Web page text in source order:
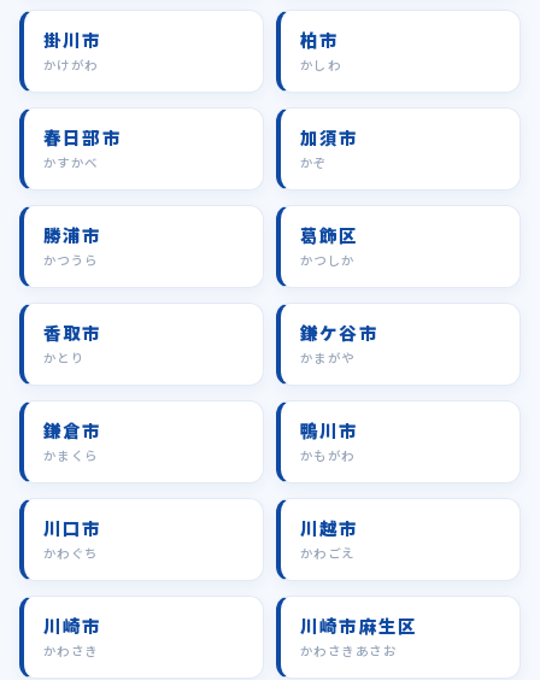
掛川市
かけがわ
柏市
かしわ
春日部市
かすかべ
加須市
かぞ
勝浦市
かつうら
葛飾区
かつしか
香取市
かとり
鎌ケ谷市
かまがや
鎌倉市
かまくら
鴨川市
かもがわ
川口市
かわぐち
川越市
かわごえ
川崎市
かわさき
川崎市麻生区
かわさきあさお